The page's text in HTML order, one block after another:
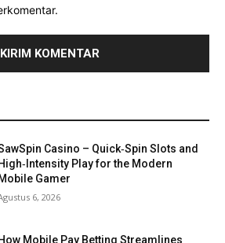
Casino – Quick‑Spin Slots and
High‑Intensity Play for the Modern
Mobile Gamer
6, 2026
How Mobile Pay Betting Streamlines